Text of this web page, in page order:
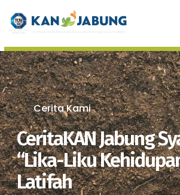
Cerita Kami
CeritaKAN Jabung
“Lika-Liku
Latifah